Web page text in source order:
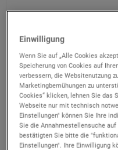
VL-250287–
Bekanntmachung
Einwilligung
Wenn Sie auf „Alle Cookies
Speicherung von Cookies auf
verbessern, die Websitenutzung
Marketingbemühungen zu
Cookies“ klicken, lehnen Sie das
Webseite nur mit technisch
Einstellungen" können Sie Ihre
Sie die Annahmestellensuche
bestätigten Sie bitte die
Einstellungen". Ihre Einwilligung